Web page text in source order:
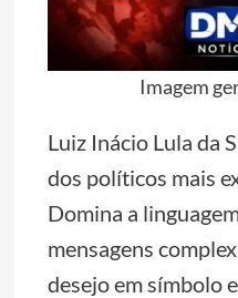
Imagem
Luiz Inácio Lula da
dos políticos mais
Domina a
mensagens
desejo em símbolo